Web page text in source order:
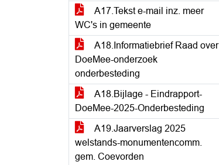
A17.Tekst e-mail inz. meer
WC's in gemeente
A18.Informatiebrief Raad over
DoeMee-onderzoek
onderbesteding
A18.Bijlage - Eindrapport-
DoeMee-2025-Onderbesteding
A19.Jaarverslag 2025
welstands-monumentencomm.
gem. Coevorden